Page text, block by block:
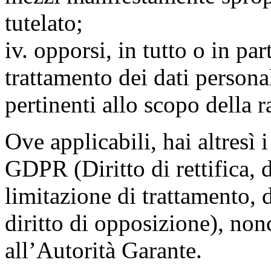
tutelato;
iv. opporsi, in tutto o in
trattamento dei dati
pertinenti allo scopo della
Ove applicabili, hai
GDPR (Diritto di rettifica,
limitazione di trattamento,
diritto di opposizione),
all’Autorità Garante.